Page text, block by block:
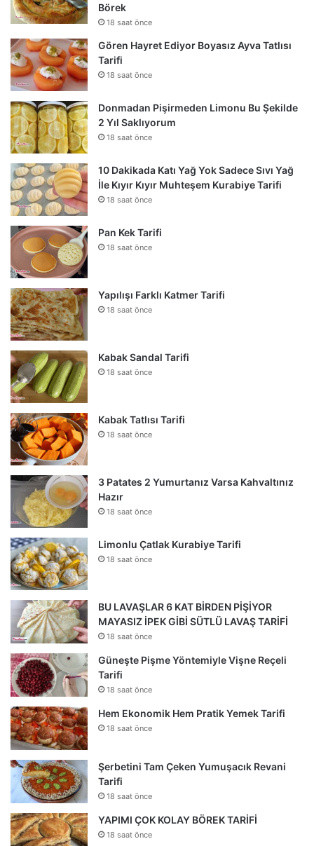
Börek
18 saat önce
Gören Hayret Ediyor Boyasız Ayva Tatlısı
Tarifi
18 saat önce
Donmadan Pişirmeden Limonu Bu Şekilde
2 Yıl Saklıyorum
18 saat önce
10 Dakikada Katı Yağ Yok Sadece Sıvı Yağ
İle Kıyır Kıyır Muhteşem Kurabiye Tarifi
18 saat önce
Pan Kek Tarifi
18 saat önce
Yapılışı Farklı Katmer Tarifi
18 saat önce
Kabak Sandal Tarifi
18 saat önce
Kabak Tatlısı Tarifi
18 saat önce
3 Patates 2 Yumurtanız Varsa Kahvaltınız
Hazır
18 saat önce
Limonlu Çatlak Kurabiye Tarifi
18 saat önce
BU LAVAŞLAR 6 KAT BİRDEN PİŞİYOR
MAYASIZ İPEK GİBİ SÜTLÜ LAVAŞ TARİFİ
18 saat önce
Güneşte Pişme Yöntemiyle Vişne Reçeli
Tarifi
18 saat önce
Hem Ekonomik Hem Pratik Yemek Tarifi
18 saat önce
Şerbetini Tam Çeken Yumuşacık Revani
Tarifi
18 saat önce
YAPIMI ÇOK KOLAY BÖREK TARİFİ
18 saat önce